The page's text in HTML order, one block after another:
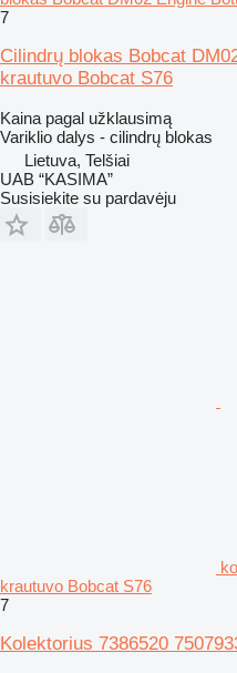
7
Cilindrų blokas Bobcat
krautuvo Bobcat S76
Kaina pagal užklausimą
Variklio dalys - cilindrų blokas
Lietuva, Telšiai
UAB “KASIMA”
Susisiekite su pardavėju
krautuvo Bobcat S76
7
Kolektorius 7386520